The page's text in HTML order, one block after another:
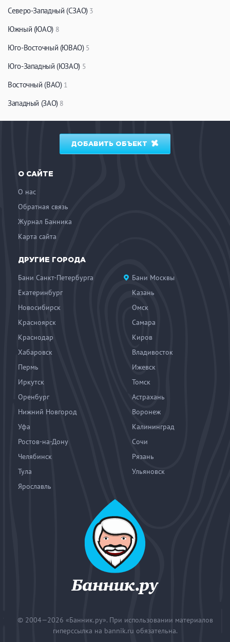
Северо-Западный (СЗАО) 3
Южный (ЮАО) 8
Юго-Восточный (ЮВАО) 5
Юго-Западный (ЮЗАО) 5
Восточный (ВАО) 1
Западный (ЗАО) 8
ДОБАВИТЬ ОБЪЕКТ
О САЙТЕ
О нас
Обратная связь
Журнал Банника
Карта сайта
ДРУГИЕ ГОРОДА
Бани Санкт-Петербурга
Бани Москвы
Екатеринбург
Казань
Новосибирск
Омск
Красноярск
Самара
Краснодар
Киров
Хабаровск
Владивосток
Пермь
Ижевск
Иркутск
Томск
Оренбург
Астрахань
Нижний Новгород
Воронеж
Уфа
Калининград
Ростов-на-Дону
Сочи
Челябинск
Рязань
Тула
Ульяновск
Ярославль
© 2004—2026 «Банник.ру». При использовании материалов
гиперссылка на bannik.ru обязательна.